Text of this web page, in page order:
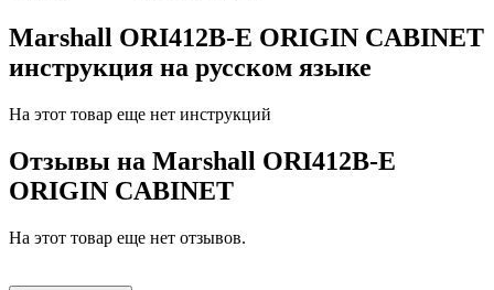
Marshall ORI412B-E ORIGIN CABINET
инструкция на русском языке
На этот товар еще нет инструкций
Отзывы на Marshall ORI412B-E
ORIGIN CABINET
На этот товар еще нет отзывов.